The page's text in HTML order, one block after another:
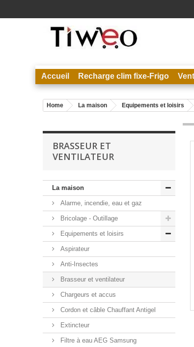
Accueil Recharge clim fixe-Frigo
Home La maison Equipements et loisirs
BRASSEUR ET
VENTILATEUR
La maison
Alarme, incendie, eau et gaz
Bricolage - Outillage
Equipements et loisirs
Aspirateur
Anti-Insectes
Brasseur et ventilateur
Chargeurs et accus
Cordon et câble Chauffant Antigel
Extincteur
Filtre à eau AEG Samsung